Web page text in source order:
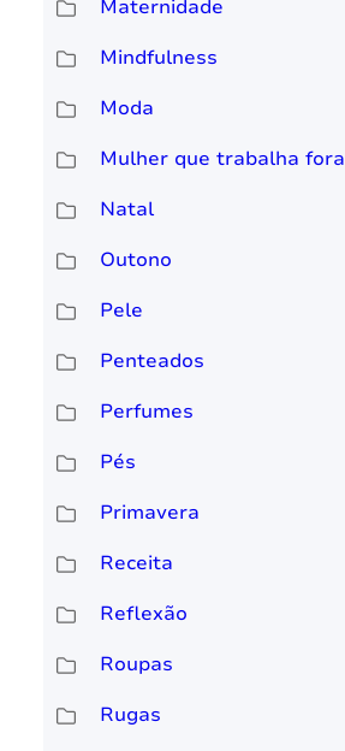
Maternidade
Mindfulness
Moda
Mulher que trabalha fora
Natal
Outono
Pele
Penteados
Perfumes
Pés
Primavera
Receita
Reflexão
Roupas
Rugas